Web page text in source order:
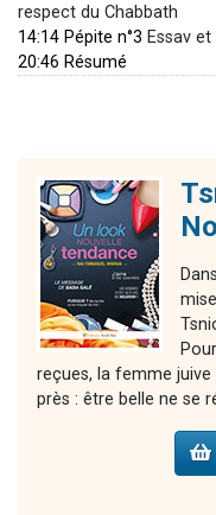
respect du Chabbath
14:14 Pépite n°3 Essav
20:46 Résumé
reçues, la femme
près : être belle ne se